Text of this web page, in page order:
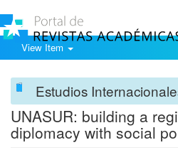
View Item
Estudios
UNASUR: building a
diplomacy with social